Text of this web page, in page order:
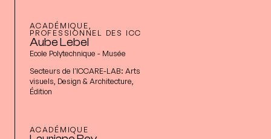
ACADÉMIQUE,
PROFESSIONNEL DES ICC
Aube Lebel
Ecole Polytechnique - Musée
Secteurs de l'ICCARE-LAB: Arts
visuels, Design & Architecture,
Édition
ACADÉMIQUE